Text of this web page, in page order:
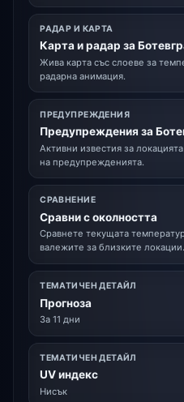
РАДАР И КАРТА
Карта и радар за
Жива карта със слоеве за
радарна анимация.
ПРЕДУПРЕЖДЕНИЯ
Предупреждения за
Активни известия за
на предупрежденията.
СРАВНЕНИЕ
Сравни с околността
Сравнете текущата
валежите за близките локации.
ТЕМАТИЧЕН ДЕТАЙЛ
Прогноза
За 11 дни
ТЕМАТИЧЕН ДЕТАЙЛ
UV индекс
Нисък